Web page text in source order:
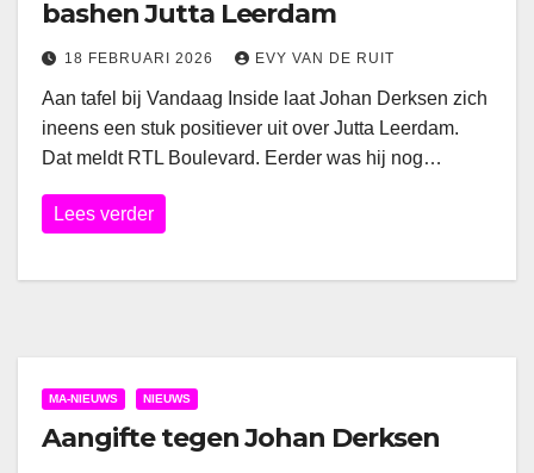
bashen Jutta Leerdam
18 FEBRUARI 2026 EVY VAN DE RUIT
Aan tafel bij Vandaag Inside laat Johan Derksen zich
ineens een stuk positiever uit over Jutta Leerdam.
Dat meldt RTL Boulevard. Eerder was hij nog…
Lees verder
MA-NIEUWS NIEUWS
Aangifte tegen Johan Derksen